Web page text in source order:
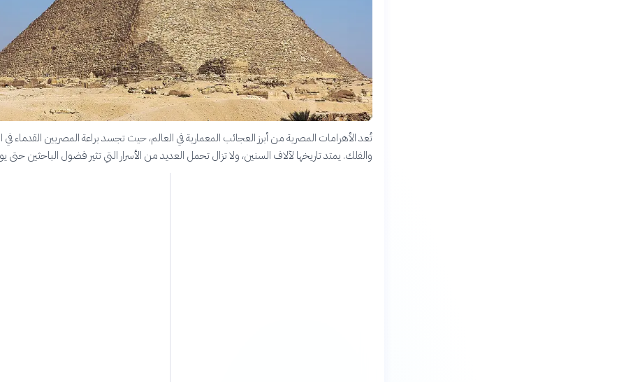
تُعد الأهرامات المصرية من أبرز العجائب المعمارية في العالم، حيث تجسد براعة المصريين القدماء في
والفلك. يمتد تاريخها لآلاف السنين، ولا تزال تحمل العديد من الأسرار التي تثير فضول الباحثين حتى